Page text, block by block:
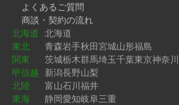
よくあるご質問
商談・契約の流れ
北海道 北海道
東北
青森岩手秋田宮城山形福島
関東
茨城栃木群馬埼玉千葉東京神奈川
甲信越 新潟長野山梨
北陸
富山石川福井
東海
静岡愛知岐阜三重